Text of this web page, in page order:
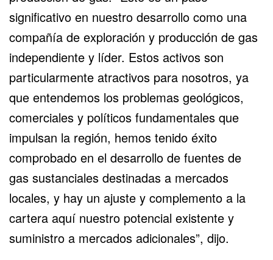
significativo en nuestro desarrollo como una
compañía de exploración y producción de gas
independiente y líder. Estos activos son
particularmente atractivos para nosotros, ya
que entendemos los problemas geológicos,
comerciales y políticos fundamentales que
impulsan la región, hemos tenido éxito
comprobado en el desarrollo de fuentes de
gas sustanciales destinadas a mercados
locales, y hay un ajuste y complemento a la
cartera aquí nuestro potencial existente y
suministro a mercados adicionales”, dijo.